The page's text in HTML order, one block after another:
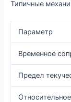
Типичные
Параметр
Временное
Предел